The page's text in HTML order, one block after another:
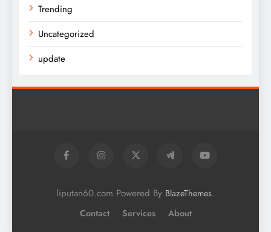
Trending
Uncategorized
update
liputan60.com Powered By BlazeThemes.
Contact Services About